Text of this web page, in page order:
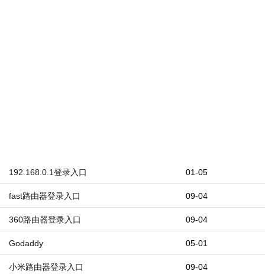
01-05
192.168.0.1登录入口
09-04
fast路由器登录入口
09-04
360路由器登录入口
05-01
Godaddy
09-04
小米路由器登录入口